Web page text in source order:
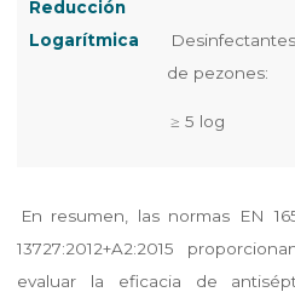
Reducción
Logarítmica
Desinfectantes
de pezones:
≥ 5 log
En resumen, las normas EN
13727:2012+A2:2015
evaluar la eficacia de